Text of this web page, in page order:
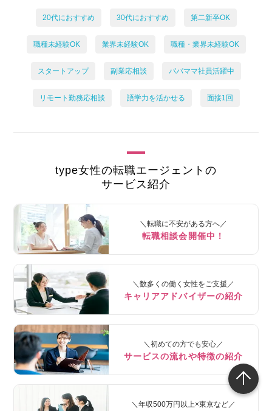
20代におすすめ 30代におすすめ 第二新卒OK
職種未経験OK 業界未経験OK 職種・業界未経験OK
スタートアップ 副業応相談 パパママ社員活躍中
リモート勤務応相談 語学力を活かせる 面接1回
type女性の転職エージェントの
サービス紹介
＼転職に不安がある方へ／
転職相談会開催中！
＼数多くの働く女性をご支援／
キャリアアドバイザーの紹介
＼初めての方でも安心／
サービスの流れや特徴の紹介
＼年収500万円以上×東京など／